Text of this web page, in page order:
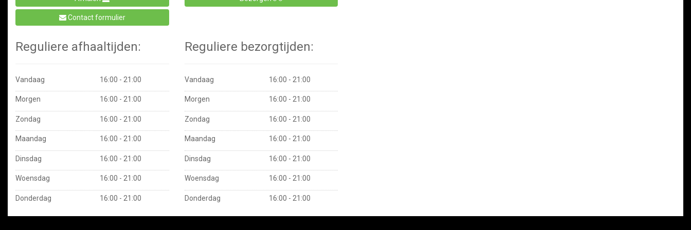
Contact formulier
Reguliere afhaaltijden:
Vandaag 16:00 - 21:00
Morgen 16:00 - 21:00
Zondag 16:00 - 21:00
Maandag 16:00 - 21:00
Dinsdag 16:00 - 21:00
Woensdag 16:00 - 21:00
Donderdag 16:00 - 21:00
Reguliere bezorgtijden:
Vandaag 16:00 - 21:00
Morgen 16:00 - 21:00
Zondag 16:00 - 21:00
Maandag 16:00 - 21:00
Dinsdag 16:00 - 21:00
Woensdag 16:00 - 21:00
Donderdag 16:00 - 21:00